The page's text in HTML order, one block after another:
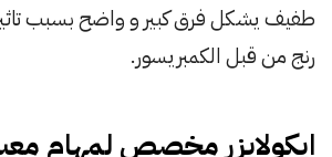
طفيف يشكل فرق كبير و واضح بسبب
رنج من قبل الكمبريسور.
ايكولايزر مخصص لمهام